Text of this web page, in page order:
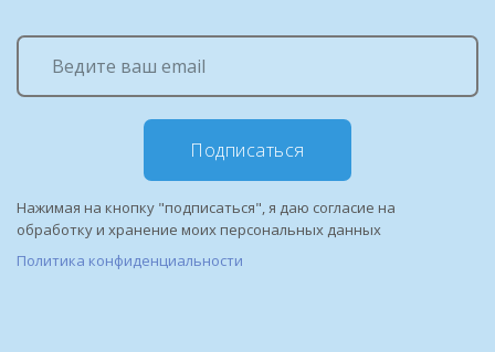
Подписаться
Нажимая на кнопку "подписаться", я даю согласие на
обработку и хранение моих персональных данных
Политика конфиденциальности